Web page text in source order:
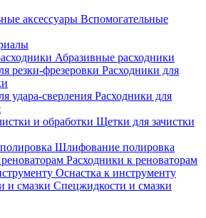
Вспомогательные
Абразивные расходники
Расходники для
Расходники для
Щетки для зачистки
Шлифование полировка
Расходники к реноваторам
Оснастка к инструменту
Спецжидкости и смазки